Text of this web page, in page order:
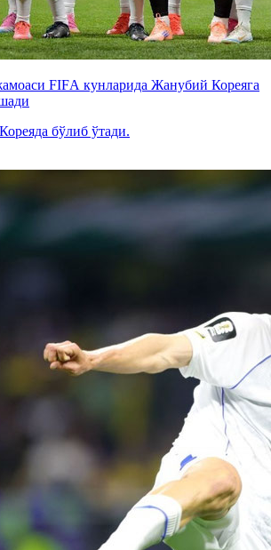
FIFА кунларида Жанубий Кореяга
бўлиб ўтади.